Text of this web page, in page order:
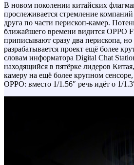
В новом поколении китайских
прослеживается стремление
друга по части перископ-камер.
ближайшего времени видится OPPO
приписывают сразу два перископа,
разрабатывается проект ещё более
словам информатора Digital Chat
находящийся в пятёрке лидеров
камеру на ещё более крупном
OPPO: вместо 1/1.56″ речь идёт о 1/